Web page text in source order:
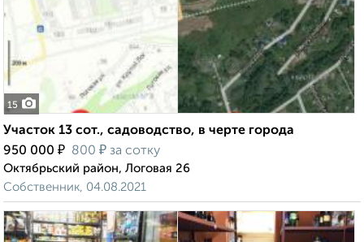
15
Участок 13 сот., садоводство, в черте города
950 000 ₽ 800 ₽ за сотку
Октябрьский район, Логовая 26
Собственник, 04.08.2021